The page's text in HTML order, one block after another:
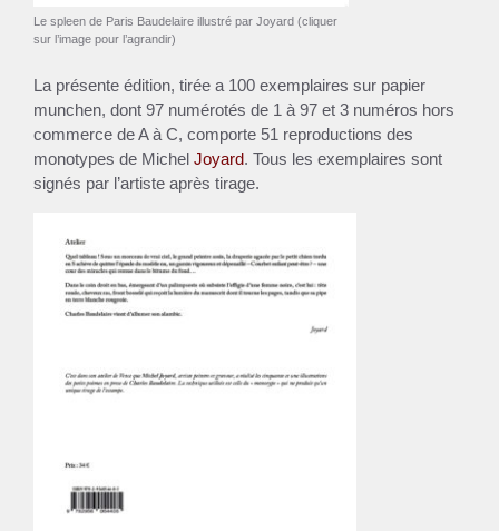
Le spleen de Paris Baudelaire illustré par Joyard (cliquer
sur l’image pour l’agrandir)
La présente édition, tirée a 100 exemplaires sur papier
munchen, dont 97 numérotés de 1 à 97 et 3 numéros hors
commerce de A à C, comporte 51 reproductions des
monotypes de Michel Joyard. Tous les exemplaires sont
signés par l’artiste après tirage.